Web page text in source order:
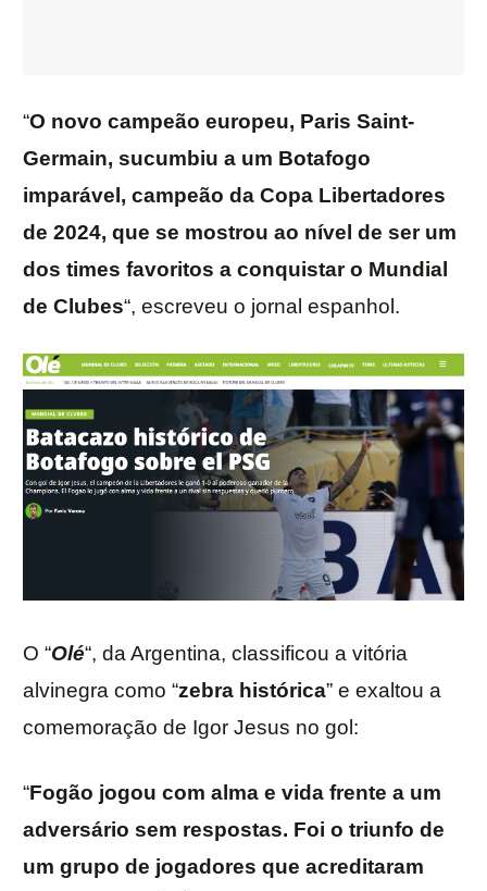
“O novo campeão europeu, Paris Saint-
Germain, sucumbiu a um Botafogo
imparável, campeão da Copa Libertadores
de 2024, que se mostrou ao nível de ser um
dos times favoritos a conquistar o Mundial
de Clubes“, escreveu o jornal espanhol.
O “Olé“, da Argentina, classificou a vitória
alvinegra como “zebra histórica” e exaltou a
comemoração de Igor Jesus no gol:
“Fogão jogou com alma e vida frente a um
adversário sem respostas. Foi o triunfo de
um grupo de jogadores que acreditaram